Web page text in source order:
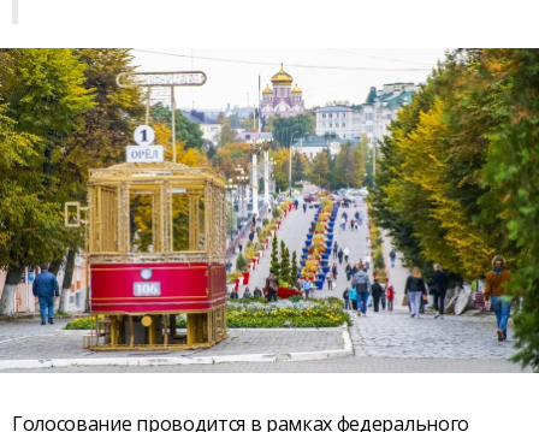
Голосование проводится в рамках федерального